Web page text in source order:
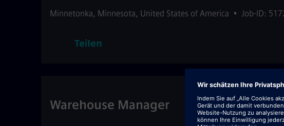
Minnetonka, Minnesota, United States of America • Job-ID:
Teilen
Warehouse Manager